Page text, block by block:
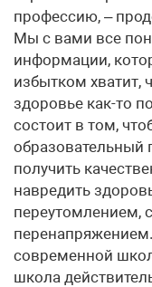
профессию, –
Мы с вами все
информации,
избытком хватит,
здоровье как-то
состоит в том,
образовательный
получить
навредить
переутомлением,
современной
школа